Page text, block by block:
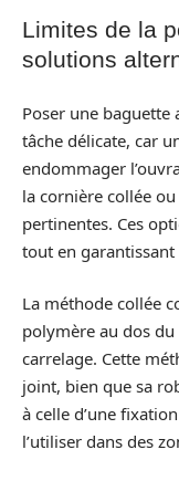
Limites de la
solutions
Poser une baguette
tâche délicate, car
endommager
la cornière collée
pertinentes. Ces
tout en
La méthode collée
polymère au dos
carrelage. Cette
joint, bien que sa
à celle d’une
l’utiliser dans des